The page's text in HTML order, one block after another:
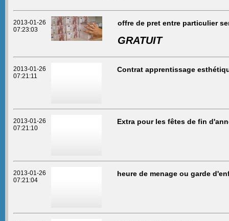
2013-01-26
07:23:03
offre de pret entre particulier
GRATUIT
2013-01-26
07:21:11
Contrat apprentissage
2013-01-26
07:21:10
Extra pour les fêtes de fin
2013-01-26
07:21:04
heure de menage ou garde